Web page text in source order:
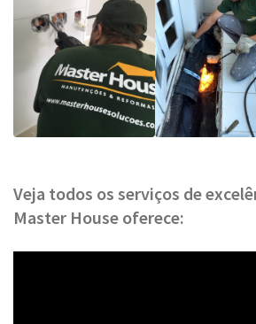
Veja todos os serviços de
Master House oferece: